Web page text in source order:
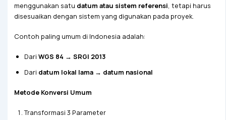
menggunakan satu datum atau sistem referensi, tetapi harus
disesuaikan dengan sistem yang digunakan pada proyek.
Contoh paling umum di Indonesia adalah:
Dari WGS 84 → SRGI 2013
Dari datum lokal lama → datum nasional
Metode Konversi Umum
Transformasi 3 Parameter